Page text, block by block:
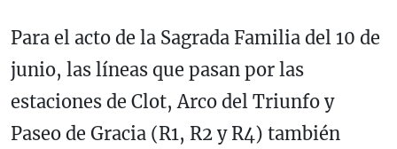
Para el acto de la Sagrada Familia del 10 de
junio, las líneas que pasan por las
estaciones de Clot, Arco del Triunfo y
Paseo de Gracia (R1, R2 y R4) también